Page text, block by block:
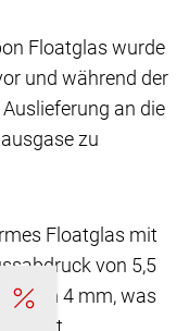
Floatglas wurde
und während der
an die
zu
Floatglas mit
von 5,5
von 4 mm, was